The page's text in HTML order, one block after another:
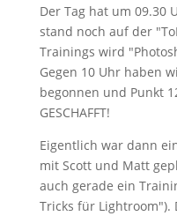
Der Tag hat um 09.30
stand noch auf der
Trainings wird
Gegen 10 Uhr haben
begonnen und Punkt
GESCHAFFT!
Eigentlich war dann
mit Scott und Matt
auch gerade ein
Tricks für Lightroom").